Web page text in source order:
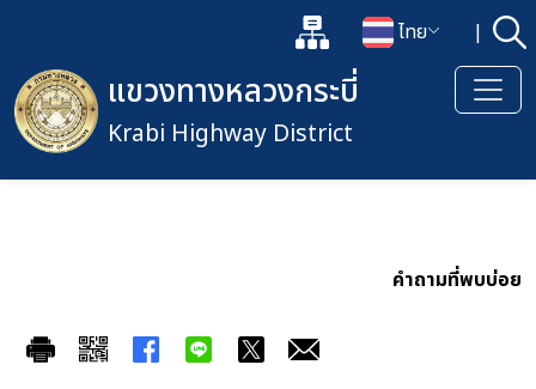
แผนผังเว็บไซต์
เปลี่ยนภาษา
ไทย | ค้
เปิดกล่องค้นหาข้อมูลหลักของเ
แขวงทางหลวงกระบี่
Krabi Highway District
คำถามที่พบบ่อย